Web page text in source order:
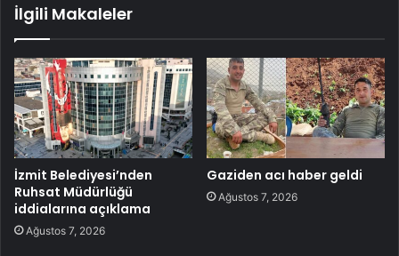
İlgili Makaleler
İzmit Belediyesi’nden
Ruhsat Müdürlüğü
iddialarına açıklama
Ağustos 7, 2026
Gaziden acı haber geldi
Ağustos 7, 2026